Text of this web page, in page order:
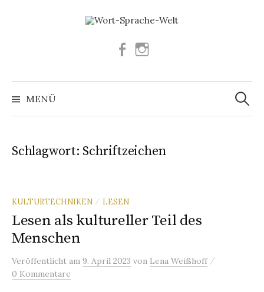
Facebook
MENÜ
Suchen
nach:
Schlagwort: Schriftzeichen
KULTURTECHNIKEN / LESEN
Lesen als kultureller Teil des
Menschen
Veröffentlicht am 9. April 2023 von Lena Weißhoff /
0 Kommentare